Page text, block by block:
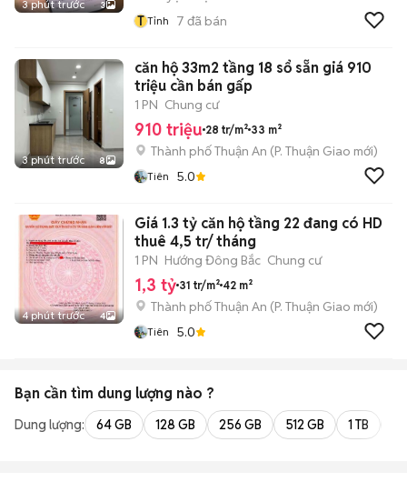
3 phút trước 3
T Tỉnh 7 đã bán
3 phút trước 8
căn hộ 33m2 tầng 18 sổ sẵn giá 910
triệu cần bán gấp
1 PN Chung cư
910 triệu 28 tr/m² 33 m²
Thành phố Thuận An (P. Thuận Giao mới)
Tiên 5.0
4 phút trước 4
Giá 1.3 tỷ căn hộ tầng 22 đang có HD
thuê 4,5 tr/ tháng
1 PN Hướng Đông Bắc Chung cư
1,3 tỷ 31 tr/m² 42 m²
Thành phố Thuận An (P. Thuận Giao mới)
Tiên 5.0
Bạn cần tìm dung lượng nào ?
Dung lượng: 64 GB 128 GB 256 GB 512 GB 1 TB